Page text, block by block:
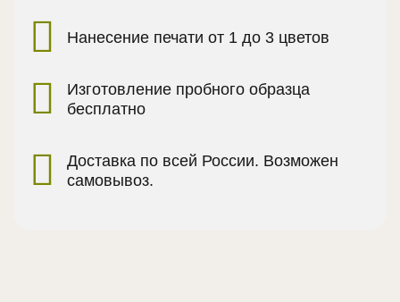
Нанесение печати от 1 до 3 цветов
Изготовление пробного образца
бесплатно
Доставка по всей России. Возможен
самовывоз.